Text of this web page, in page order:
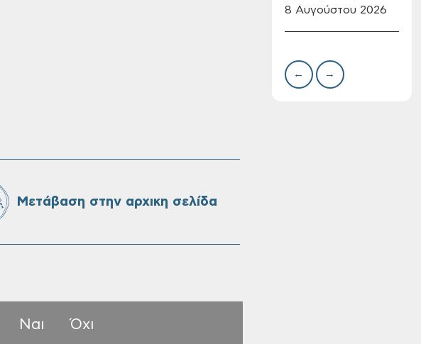
Πίνακες Κατάταξης
& Βαθμολογίας,
προσληπτέων και
Ονομαστικοί πίνακες
της προκήρυξης
8 Αυγούστου 2026
← →
Μετάβαση στην αρχικη σελίδα
Ναι Όχι